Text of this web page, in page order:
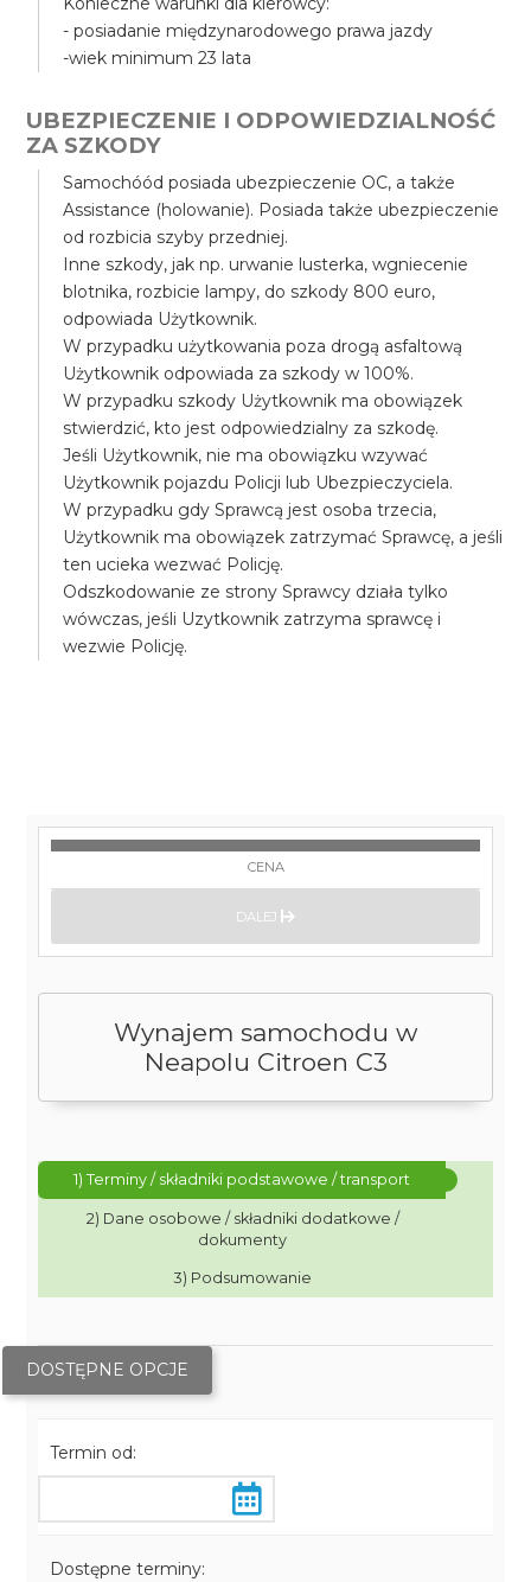
- posiadanie międzynarodowego prawa jazdy
-wiek minimum 23 lata
UBEZPIECZENIE I ODPOWIEDZIALNOŚĆ
ZA SZKODY
Samochóód posiada ubezpieczenie OC, a także
Assistance (holowanie). Posiada także ubezpieczenie
od rozbicia szyby przedniej.
Inne szkody, jak np. urwanie lusterka, wgniecenie
blotnika, rozbicie lampy, do szkody 800 euro,
odpowiada Użytkownik.
W przypadku użytkowania poza drogą asfaltową
Użytkownik odpowiada za szkody w 100%.
W przypadku szkody Użytkownik ma obowiązek
stwierdzić, kto jest odpowiedzialny za szkodę.
Jeśli Użytkownik, nie ma obowiązku wzywać
Użytkownik pojazdu Policji lub Ubezpieczyciela.
W przypadku gdy Sprawcą jest osoba trzecia,
Użytkownik ma obowiązek zatrzymać Sprawcę, a jeśli
ten ucieka wezwać Policję.
Odszkodowanie ze strony Sprawcy działa tylko
wówczas, jeśli Uzytkownik zatrzyma sprawcę i
wezwie Policję.
Wynajem samochodu w
Neapolu Citroen C3
1) Terminy / składniki podstawowe / transport
2) Dane osobowe / składniki dodatkowe /
dokumenty
3) Podsumowanie
DOSTĘPNE OPCJE
Termin od:
Dostępne terminy:
CENA
DALEJ